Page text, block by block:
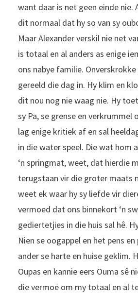
want daar is net geen einde nie.
dit normaal dat hy so van sy
Maar Alexander verskil nie net
is totaal en al anders as enige
ons nabye familie.
gereeld die dag in. Hy klim en
dit nou nog nie waag nie. Hy
sy Pa, se grense en verkrummel
lag enige kritiek af en sal
in die water speel. Die wat hom
‘n springmat, weet, dat hierdie
terugstaan vir die groter maats
weet ek waar hy sy liefde vir
vermoed dat ons binnekort ‘n
gediertetjies in die huis sal hê.
Nien se oogappel en het pens
ander se harte en huise geklim.
Oupas en kannie eers Ouma sê
die vermoë om my totaal en al